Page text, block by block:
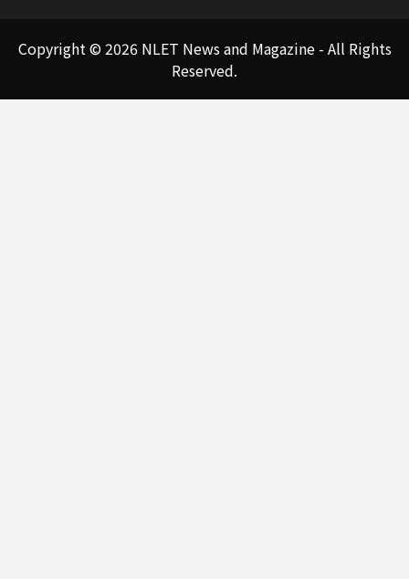
Copyright © 2026 NLET News and Magazine - All Rights
Reserved.